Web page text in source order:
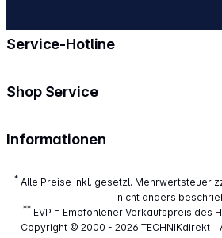
Service-Hotline
Shop Service
Informationen
* Alle Preise inkl. gesetzl. Mehrwertsteuer
nicht anders
**EVP = Empfohlener Verkaufspreis des
Copyright © 2000 - 2026 TECHNIKdirekt -